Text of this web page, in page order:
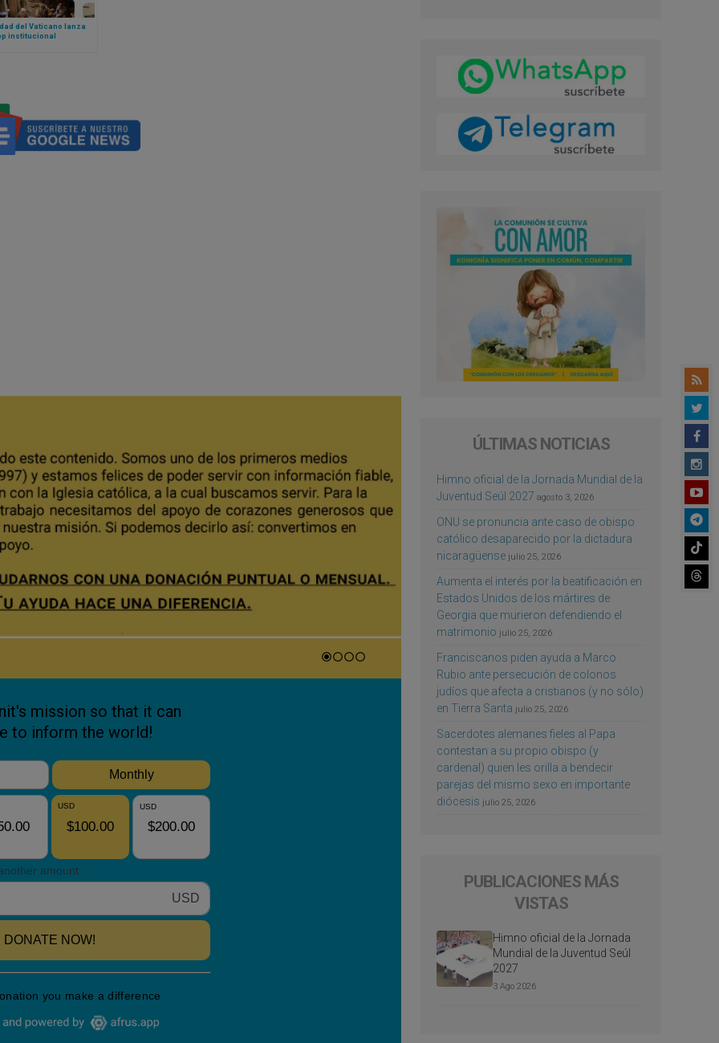
del Vaticano lanza
institucional
ÚLTIMAS NOTICIAS
Himno oficial de la Jornada Mundial de la
Juventud Seúl 2027 agosto 3, 2026
ONU se pronuncia ante caso de obispo
católico desaparecido por la dictadura
nicaragüense julio 25, 2026
Aumenta el interés por la beatificación en
Estados Unidos de los mártires de
Georgia que murieron defendiendo el
matrimonio julio 25, 2026
Franciscanos piden ayuda a Marco
Rubio ante persecución de colonos
judíos que afecta a cristianos (y no sólo)
en Tierra Santa julio 25, 2026
Sacerdotes alemanes fieles al Papa
contestan a su propio obispo (y
cardenal) quien les orilla a bendecir
parejas del mismo sexo en importante
diócesis julio 25, 2026
PUBLICACIONES MÁS
VISTAS
Himno oficial de la Jornada
Mundial de la Juventud Seúl
2027
3 Ago 2026